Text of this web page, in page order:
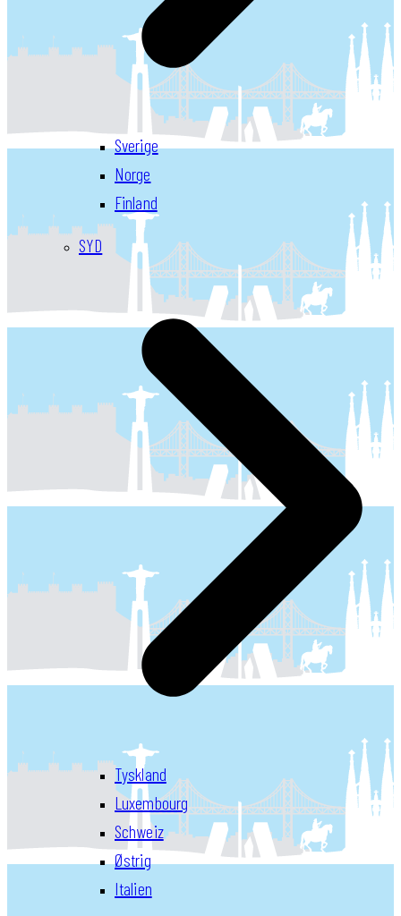
Sverige
Norge
Finland
SYD
Tyskland
Luxembourg
Schweiz
Østrig
Italien